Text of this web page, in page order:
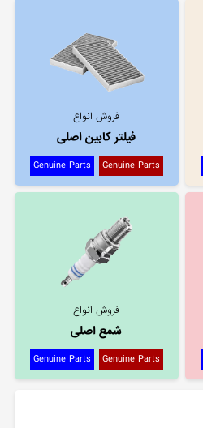
فروش انواع
فیلتر کابین اصلی
Genuine Parts
Genuine Parts
فروش انواع
شمع اصلی
Genuine Parts
Genuine Parts